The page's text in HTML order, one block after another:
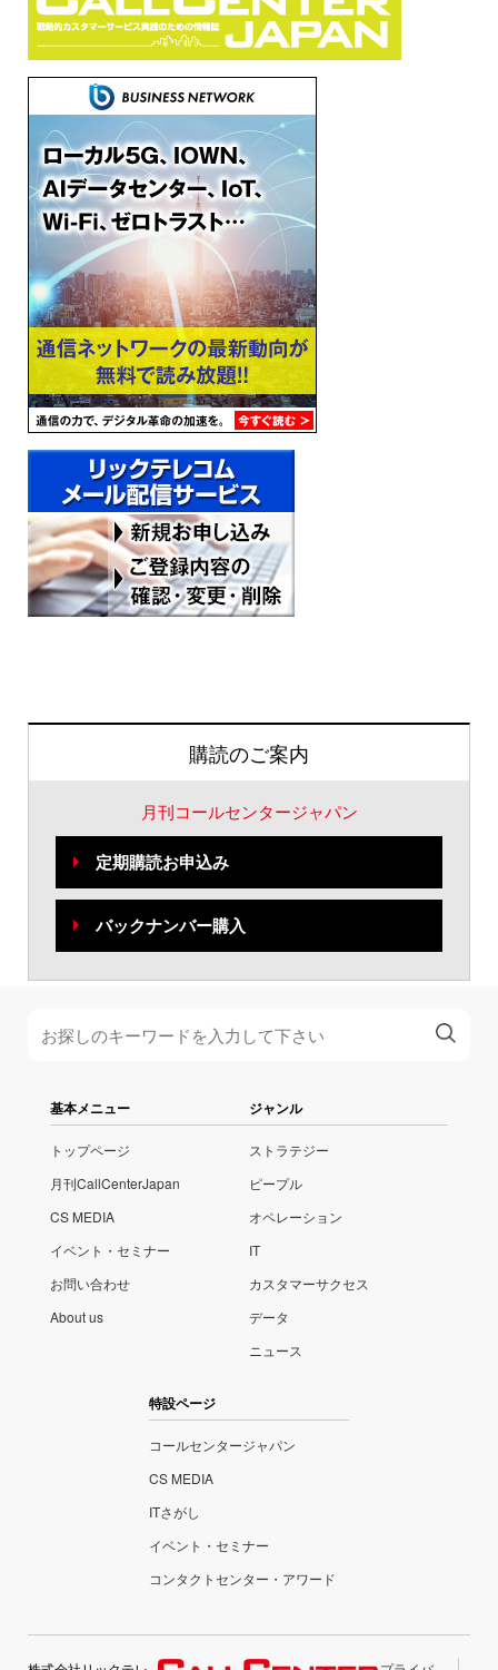
購読のご案内
月刊コールセンタージャパン
定期購読お申込み
バックナンバー購入
基本メニュー
トップページ
月刊CallCenterJapan
CS MEDIA
イベント・セミナー
お問い合わせ
About us
ジャンル
ストラテジー
ピープル
オペレーション
IT
カスタマーサクセス
データ
ニュース
特設ページ
コールセンタージャパン
CS MEDIA
ITさがし
イベント・セミナー
コンタクトセンター・アワード